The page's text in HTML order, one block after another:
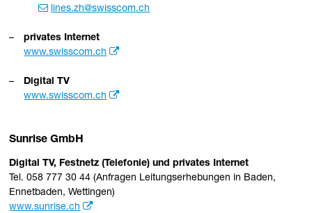
lines.zh@swisscom.ch
privates Internet
www.swisscom.ch
Digital TV
www.swisscom.ch
Sunrise GmbH
Digital TV, Festnetz (Telefonie) und privates Internet
Tel. 058 777 30 44 (Anfragen Leitungserhebungen in Baden,
Ennetbaden, Wettingen)
www.sunrise.ch